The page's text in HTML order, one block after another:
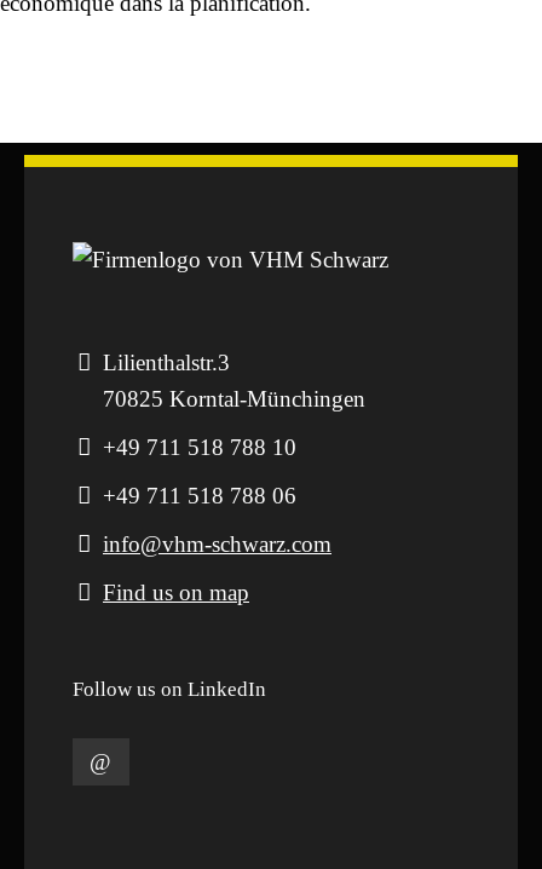
Lilienthalstr.3
70825 Korntal-Münchingen
+49 711 518 788 10
+49 711 518 788 06
info@vhm-schwarz.com
Find us on map
Follow us on LinkedIn